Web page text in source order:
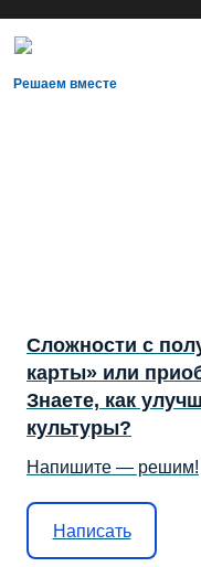
Решаем вместе
Сложности с
карты» или
Знаете, как
культуры?
Напишите — решим!
Написать